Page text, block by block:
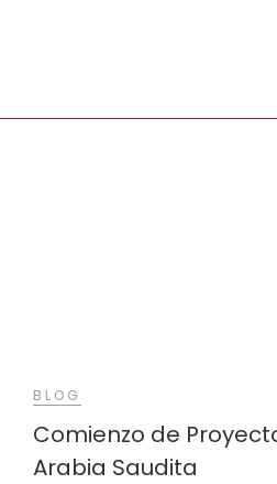
BLOG
Comienzo de
Arabia Saudita